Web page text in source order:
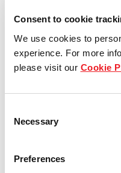
Consent to cookie
We use cookies to
experience. For more
please visit our Cookie
Selection
Necessary
Preferences
REITS
Hospitality
Careers
关于我们
董事会和管理层